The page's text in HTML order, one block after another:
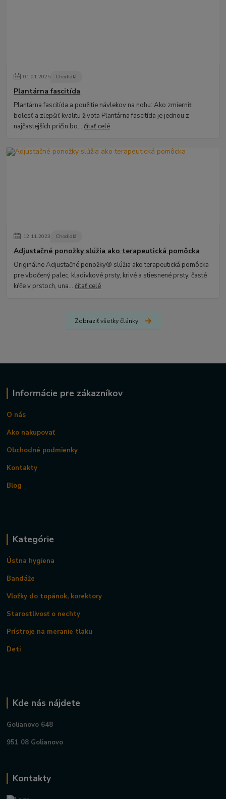
01.01.2025 Chodidlá
Plantárna fascitída
Plantárna fascitída a použitie návlekov na nohu: Ako zmierniť
bolesť a zlepšiť kvalitu života Plantárna fascitída je jednou z
najčastejších príčin bo...čítať celé
12.11.2023 Chodidlá
Adjustačné ponožky slúžia ako terapeutická pomôcka
Originálne Adjustačné ponožky® slúžia ako terapeutická pomôcka
pre vbočený palec, kladivkové prsty, krivé a stiesnené prsty, časté
kŕče v prstoch, una...čítať celé
Zobraziť všetky články
Informácie pre zákazníkov
O nás
Ako nakupovať
Obchodné podmienky
Kontakty
Blog
Kategórie
Ústna hygiena
Bandáže
Vložky do topánok, korektory
Starostlivosť o nechty
Prístroje na meranie tlaku
Deti
Kde nás nájdete
Golianovo 648
951 08 Golianovo
Kontakty